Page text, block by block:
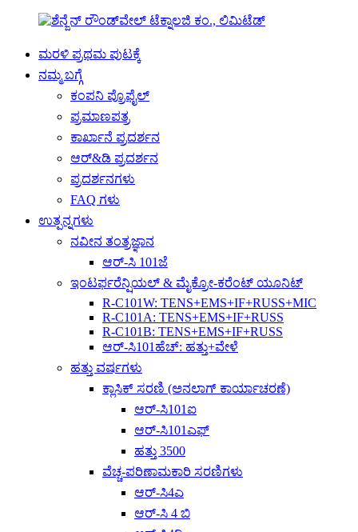
ಮರಳಿ ಪ್ರಥಮ ಪುಟಕ್ಕೆ
ನಮ್ಮ ಬಗ್ಗೆ
ಕಂಪನಿ ಪ್ರೊಫೈಲ್
ಪ್ರಮಾಣಪತ್ರ
ಕಾರ್ಖಾನೆ ಪ್ರದರ್ಶನ
ಆರ್&ಡಿ ಪ್ರದರ್ಶನ
ಪ್ರದರ್ಶನಗಳು
FAQ ಗಳು
ಉತ್ಪನ್ನಗಳು
ನವೀನ ತಂತ್ರಜ್ಞಾನ
ಆರ್-ಸಿ 101ಜೆ
ಇಂಟರ್ಫರೆನ್ಷಿಯಲ್ & ಮೈಕ್ರೋ-ಕರೆಂಟ್ ಯೂನಿಟ್
R-C101W: TENS+EMS+IF+RUSS+MIC
R-C101A: TENS+EMS+IF+RUSS
R-C101B: TENS+EMS+IF+RUSS
ಆರ್-ಸಿ101ಹೆಚ್: ಹತ್ತು+ವೇಳೆ
ಹತ್ತು ವರ್ಷಗಳು
ಕ್ಲಾಸಿಕ್ ಸರಣಿ (ಅನಲಾಗ್ ಕಾರ್ಯಾಚರಣೆ)
ಆರ್-ಸಿ101ಐ
ಆರ್-ಸಿ101ಎಫ್
ಹತ್ತು 3500
ವೆಚ್ಚ-ಪರಿಣಾಮಕಾರಿ ಸರಣಿಗಳು
ಆರ್-ಸಿ4ಎ
ಆರ್-ಸಿ 4 ಬಿ